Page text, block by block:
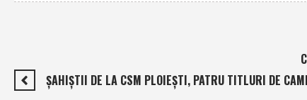
ŞAHIŞTII DE LA CSM PLOIEŞTI, PATRU TITLURI DE